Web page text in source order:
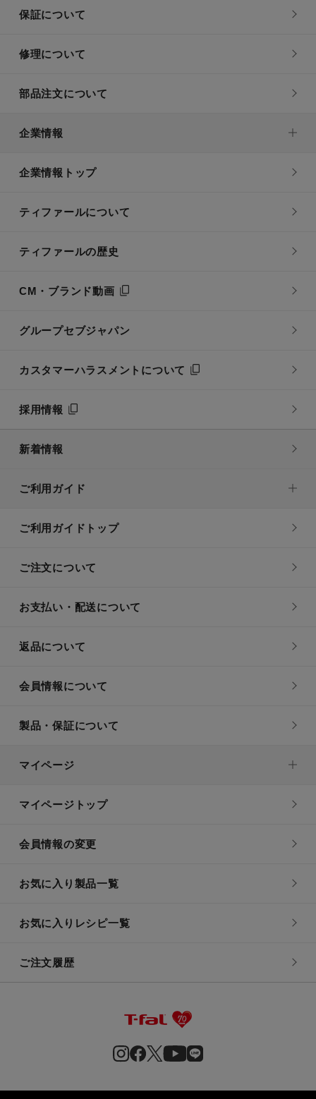
保証について
修理について
部品注文について
企業情報
企業情報トップ
ティファールについて
ティファールの歴史
CM・ブランド動画
グループセブジャパン
カスタマーハラスメントについて
採用情報
新着情報
ご利用ガイド
ご利用ガイドトップ
ご注文について
お支払い・配送について
返品について
会員情報について
製品・保証について
マイページ
マイページトップ
会員情報の変更
お気に入り製品一覧
お気に入りレシピ一覧
ご注文履歴